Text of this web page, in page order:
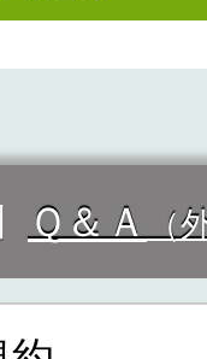
Ｑ＆Ａ （